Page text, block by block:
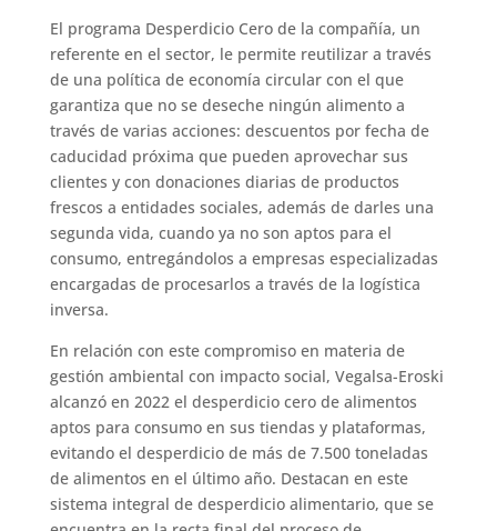
El programa Desperdicio Cero de la compañía, un
referente en el sector, le permite reutilizar a través
de una política de economía circular con el que
garantiza que no se deseche ningún alimento a
través de varias acciones: descuentos por fecha de
caducidad próxima que pueden aprovechar sus
clientes y con donaciones diarias de productos
frescos a entidades sociales, además de darles una
segunda vida, cuando ya no son aptos para el
consumo, entregándolos a empresas especializadas
encargadas de procesarlos a través de la logística
inversa.
En relación con este compromiso en materia de
gestión ambiental con impacto social, Vegalsa-Eroski
alcanzó en 2022 el desperdicio cero de alimentos
aptos para consumo en sus tiendas y plataformas,
evitando el desperdicio de más de 7.500 toneladas
de alimentos en el último año. Destacan en este
sistema integral de desperdicio alimentario, que se